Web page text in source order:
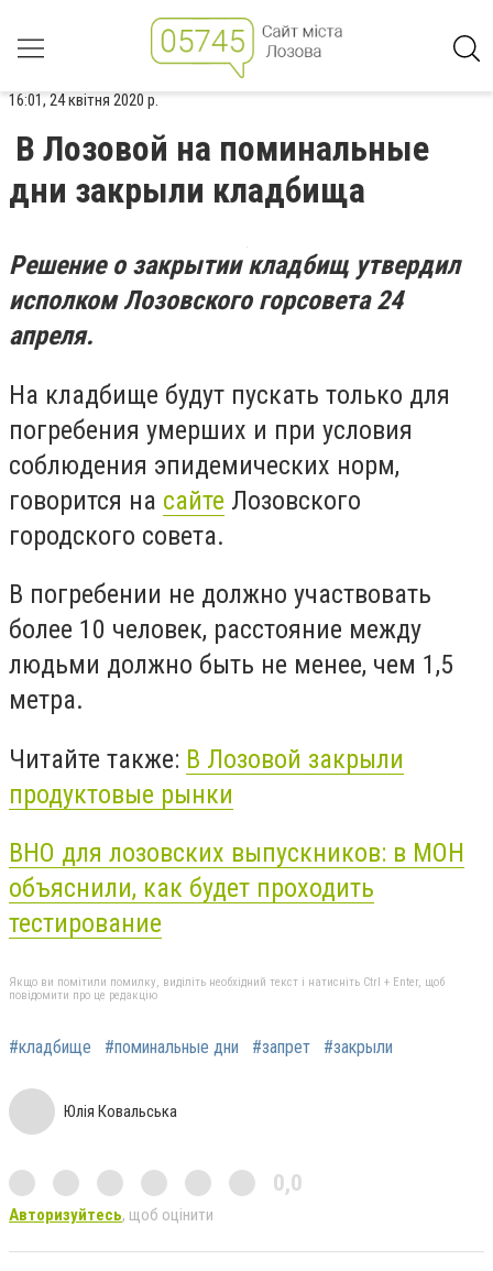
16:01, 24 квітня 2020 р.
В Лозовой на поминальные
дни закрыли кладбища
Решение о закрытии кладбищ утвердил
исполком Лозовского горсовета 24
апреля.
На кладбище будут пускать только для
погребения умерших и при условия
соблюдения эпидемических норм,
говорится на сайте Лозовского
городского совета.
В погребении не должно участвовать
более 10 человек, расстояние между
людьми должно быть не менее, чем 1,5
метра.
Читайте также: В Лозовой закрыли
продуктовые рынки
ВНО для лозовских выпускников: в МОН
объяснили, как будет проходить
тестирование
Якщо ви помітили помилку, виділіть необхідний текст і натисніть Ctrl + Enter, щоб
повідомити про це редакцію
#кладбище #поминальные дни #запрет #закрыли
Юлія Ковальська
0,0
Авторизуйтесь, щоб оцінити